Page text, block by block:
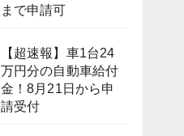
まで申請可
【超速報】車1台24
万円分の自動車給付
金！8月21日から申
請受付